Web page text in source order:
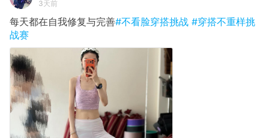
3天前
每天都在自我修复与完善#不看脸穿搭挑战 #穿搭不重样挑
战赛